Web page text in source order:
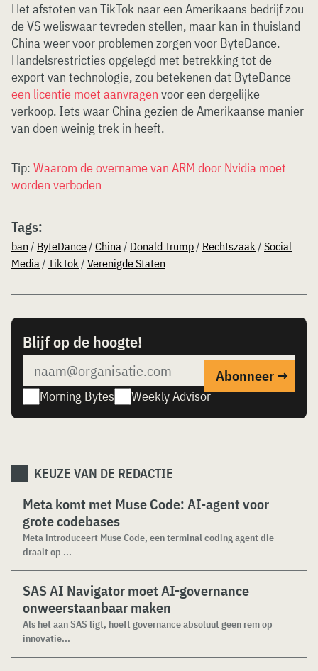
Het afstoten van TikTok naar een Amerikaans bedrijf zou
de VS weliswaar tevreden stellen, maar kan in thuisland
China weer voor problemen zorgen voor ByteDance.
Handelsrestricties opgelegd met betrekking tot de
export van technologie, zou betekenen dat ByteDance
een licentie moet aanvragen voor een dergelijke
verkoop. Iets waar China gezien de Amerikaanse manier
van doen weinig trek in heeft.
Tip: Waarom de overname van ARM door Nvidia moet
worden verboden
Tags:
ban / ByteDance/ China/ Donald Trump/ Rechtszaak/ Social
Media/ TikTok/ Verenigde Staten
Blijf op de hoogte!
Morning Bytes Weekly Advisor
KEUZE VAN DE REDACTIE
Meta komt met Muse Code: AI-agent voor
grote codebases
Meta introduceert Muse Code, een terminal coding agent die
draait op ...
SAS AI Navigator moet AI-governance
onweerstaanbaar maken
Als het aan SAS ligt, hoeft governance absoluut geen rem op
innovatie...